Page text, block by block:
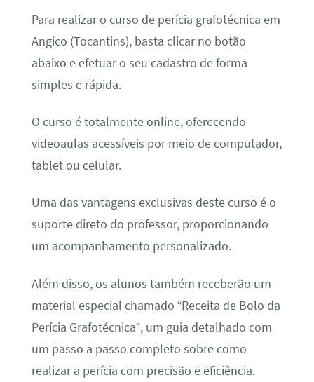
Para realizar o curso de perícia grafotécnica em
Angico (Tocantins), basta clicar no botão
abaixo e efetuar o seu cadastro de forma
simples e rápida.
O curso é totalmente online, oferecendo
videoaulas acessíveis por meio de computador,
tablet ou celular.
Uma das vantagens exclusivas deste curso é o
suporte direto do professor, proporcionando
um acompanhamento personalizado.
Além disso, os alunos também receberão um
material especial chamado “Receita de Bolo da
Perícia Grafotécnica”, um guia detalhado com
um passo a passo completo sobre como
realizar a perícia com precisão e eficiência.